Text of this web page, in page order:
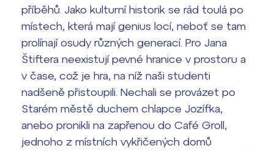
příběhů. Jako kulturní historik se rád toulá po
místech, která mají genius locí, neboť se tam
prolínají osudy různých generací. Pro Jana
Štiftera neexistují pevné hranice v prostoru a
v čase, což je hra, na níž naši studenti
nadšeně přistoupili. Nechali se provázet po
Starém městě duchem chlapce Jozífka,
anebo pronikli na zapřenou do Café Groll,
jednoho z místních vykřičených domů